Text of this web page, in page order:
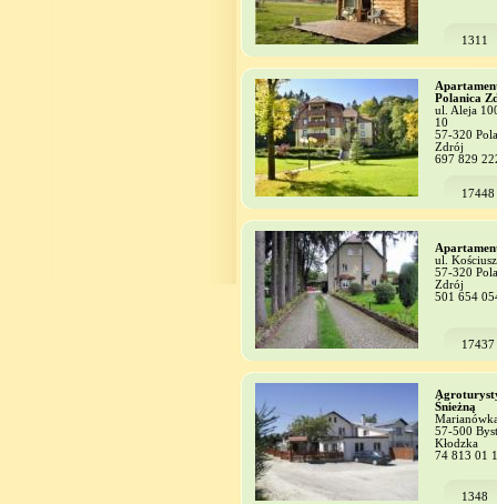
1311
Polanica
ul. Aleja
10
57-320
Zdrój
697 829
17448
ul.
57-320
Zdrój
501 654
17437
Śnieżną
57-500
Kłodzka
74 813 01
1348